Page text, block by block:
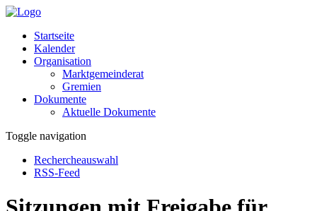
Startseite
Kalender
Organisation
Marktgemeinderat
Gremien
Dokumente
Aktuelle Dokumente
Toggle navigation
Rechercheauswahl
RSS-Feed